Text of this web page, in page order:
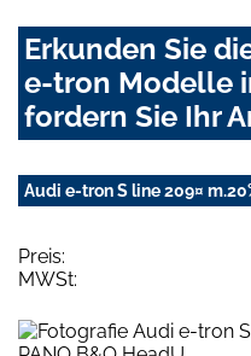
Erkunden Sie
e-tron Modelle
fordern Sie Ihr
Audi e-tron S line 209¤
Preis:
MWSt: